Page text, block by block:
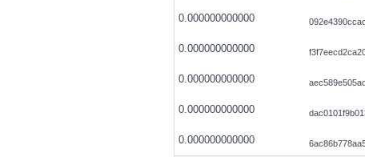
0.000000000000
0.000000000000
0.000000000000
0.000000000000
0.000000000000